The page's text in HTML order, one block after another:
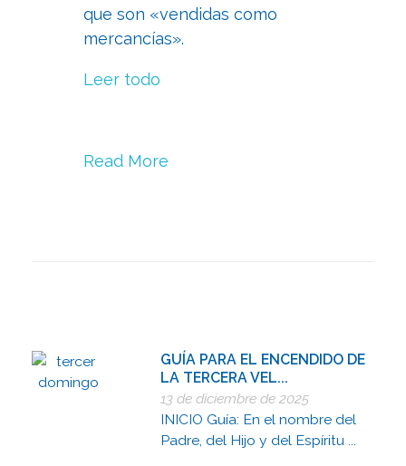
que son «vendidas como
mercancías».
Leer todo
Read More
GUÍA PARA EL ENCENDIDO DE
LA TERCERA VEL...
13 de diciembre de 2025
INICIO Guía: En el nombre del
Padre, del Hijo y del Espíritu ...